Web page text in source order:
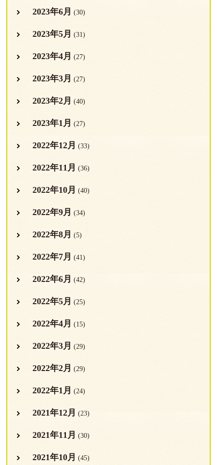
2023年6月 (30)
2023年5月 (31)
2023年4月 (27)
2023年3月 (27)
2023年2月 (40)
2023年1月 (27)
2022年12月 (33)
2022年11月 (36)
2022年10月 (40)
2022年9月 (34)
2022年8月 (5)
2022年7月 (41)
2022年6月 (42)
2022年5月 (25)
2022年4月 (15)
2022年3月 (29)
2022年2月 (29)
2022年1月 (24)
2021年12月 (23)
2021年11月 (30)
2021年10月 (45)